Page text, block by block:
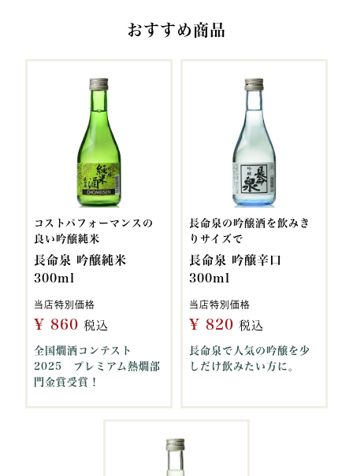
おすすめ商品
コストパフォーマンスの
良い吟醸純米
長命泉 吟醸純米
300ml
当店特別価格
¥ 860 税込
全国燗酒コンテスト
2025 プレミアム熱燗部
門金賞受賞！
長命泉の吟醸酒を飲みき
りサイズで
長命泉 吟醸辛口
300ml
当店特別価格
¥ 820 税込
長命泉で人気の吟醸を少
しだけ飲みたい方に。